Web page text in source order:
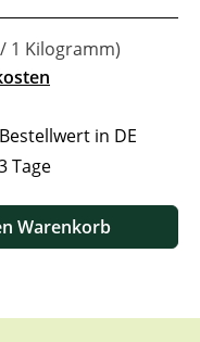
1 Kilogramm)
in DE
Tage
Wert ein oder benutze
Warenkorb